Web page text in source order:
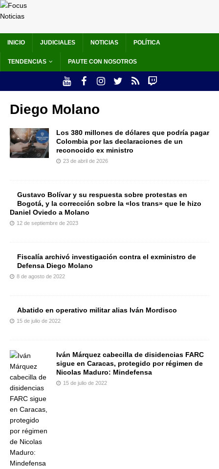
INICIO JUDICIALES NOTICIAS POLÍTICA
TENDENCIAS PAUTE CON NOSOTROS
Diego Molano
Los 380 millones de dólares que podría pagar
Colombia por las declaraciones de un
reconocido ex ministro
23 de abril de 2026
Gustavo Bolívar y su respuesta sobre protestas en
Bogotá, y la corrección sobre la «los trans» que le hizo
Daniel Oviedo a Molano
12 de septiembre de 2023
Fiscalía archivó investigación contra el exministro de
Defensa Diego Molano
8 de agosto de 2022
Abatido en operativo militar alias Iván Mordisco
15 de julio de 2022
Iván Márquez cabecilla de disidencias FARC
sigue en Caracas, protegido por régimen de
Nicolas Maduro: Mindefensa
15 de julio de 2022